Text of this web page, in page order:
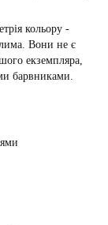
кольору -
Вони не є
екземпляра,
барвниками.